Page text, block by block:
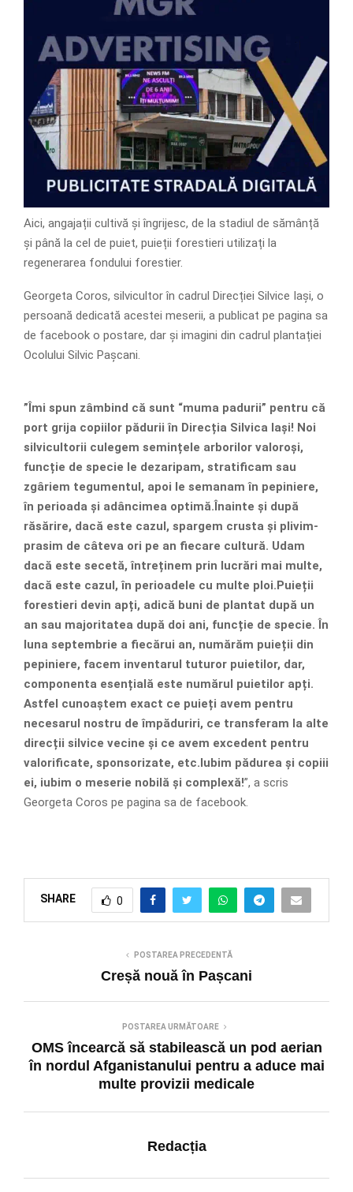
Aici, angajații cultivă și îngrijesc, de la stadiul de sămânță
și până la cel de puiet, puieții forestieri utilizați la
regenerarea fondului forestier.
Georgeta Coros, silvicultor în cadrul Direcției Silvice Iași, o
persoană dedicată acestei meserii, a publicat pe pagina sa
de facebook o postare, dar și imagini din cadrul plantației
Ocolului Silvic Pașcani.
”Îmi spun zâmbind că sunt “muma padurii” pentru că
port grija copiilor pădurii în Direcția Silvica Iași! Noi
silvicultorii culegem semințele arborilor valoroși,
funcție de specie le dezaripam, stratificam sau
zgâriem tegumentul, apoi le semanam în pepiniere,
în perioada și adâncimea optimă.Înainte și după
răsărire, dacă este cazul, spargem crusta și plivim-
prasim de câteva ori pe an fiecare cultură. Udam
dacă este secetă, întreținem prin lucrări mai multe,
dacă este cazul, în perioadele cu multe ploi.Puieții
forestieri devin apți, adică buni de plantat după un
an sau majoritatea după doi ani, funcție de specie. În
luna septembrie a fiecărui an, numărăm puieții din
pepiniere, facem inventarul tuturor puietilor, dar,
componenta esențială este numărul puietilor apți.
Astfel cunoaștem exact ce puieți avem pentru
necesarul nostru de împăduriri, ce transferam la alte
direcții silvice vecine și ce avem excedent pentru
valorificate, sponsorizate, etc.Iubim pădurea și copiii
ei, iubim o meserie nobilă și complexă!”, a scris
Georgeta Coros pe pagina sa de facebook.
SHARE 0
POSTAREA PRECEDENTĂ
Creșă nouă în Pașcani
POSTAREA URMĂTOARE
OMS încearcă să stabilească un pod aerian
în nordul Afganistanului pentru a aduce mai
multe provizii medicale
Redacția